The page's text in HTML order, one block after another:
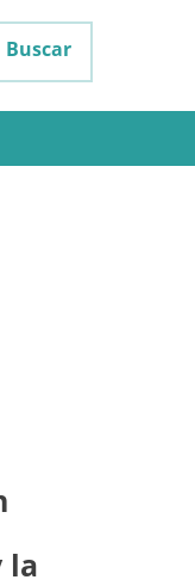
Buscar
la